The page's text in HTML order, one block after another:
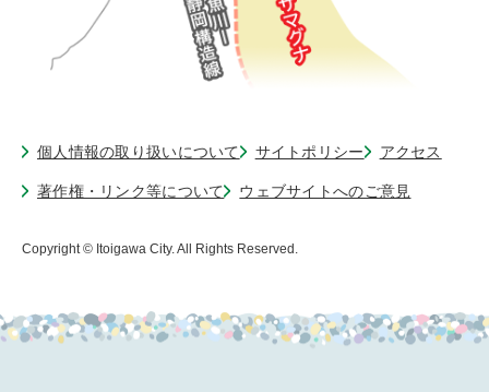
個人情報の取り扱いについて サイトポリシー アクセス
著作権・リンク等について ウェブサイトへのご意見
Copyright © Itoigawa City. All Rights Reserved.